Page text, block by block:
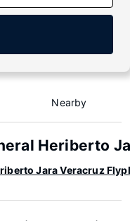
Nearby
Heriberto
Jara Veracruz